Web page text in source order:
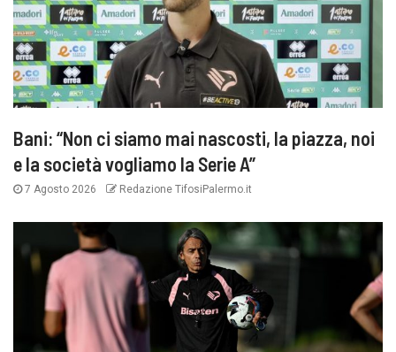
Bani: “Non ci siamo mai nascosti, la piazza, noi
e la società vogliamo la Serie A”
7 Agosto 2026 Redazione TifosiPalermo.it